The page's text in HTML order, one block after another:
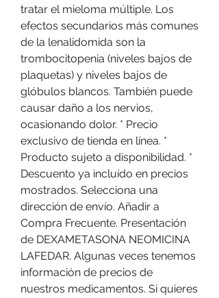
tratar el mieloma múltiple. Los
efectos secundarios más comunes
de la lenalidomida son la
trombocitopenia (niveles bajos de
plaquetas) y niveles bajos de
glóbulos blancos. También puede
causar daño a los nervios,
ocasionando dolor. * Precio
exclusivo de tienda en línea. *
Producto sujeto a disponibilidad. *
Descuento ya incluído en precios
mostrados. Selecciona una
dirección de envío. Añadir a
Compra Frecuente. Presentación
de DEXAMETASONA NEOMICINA
LAFEDAR. Algunas veces tenemos
información de precios de
nuestros medicamentos. Si quieres